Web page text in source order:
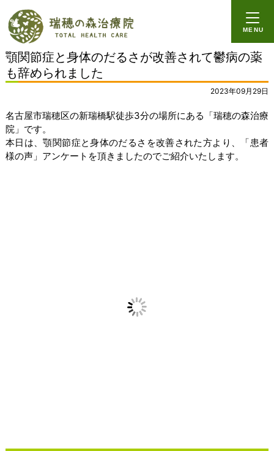
MENU
顎関節症と身体のだるさが改善されて鬱病の薬
も辞められました
2023年09月29日
名古屋市瑞穂区の新瑞橋駅徒歩3分の場所にある「瑞穂の森治療
院」です。
本日は、顎関節症と身体のだるさを改善された方より、「患者
様の声」アンケートを頂きましたのでご紹介いたします。
心因性の症状
改善実績
ーイップス
ー発達障害